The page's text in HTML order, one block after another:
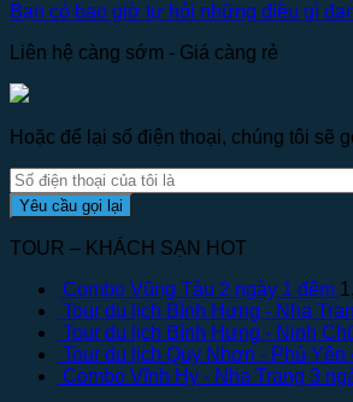
Bạn có bao giờ tự hỏi những điều gì
Liên hệ càng sớm - Giá càng rẻ
Hoặc để lại số điện thoại, chúng tôi sẽ
TOUR – KHÁCH SẠN HOT
Combo Vũng Tàu 2 ngày 1 đêm
Tour du lịch Bình Hưng - Nha
Tour du lịch Bình Hưng - Ninh
Tour du lịch Quy Nhơn - Phú Yên
Combo Vĩnh Hy - Nha Trang 3